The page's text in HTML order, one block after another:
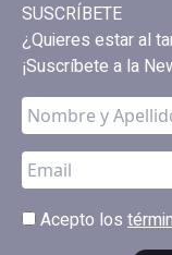
SUSCRÍBETE
¿Quieres estar al
¡Suscríbete a la
Acepto los